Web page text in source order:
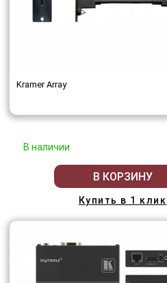
Kramer Array
В наличии
В КОРЗИНУ
Купить в 1 клик